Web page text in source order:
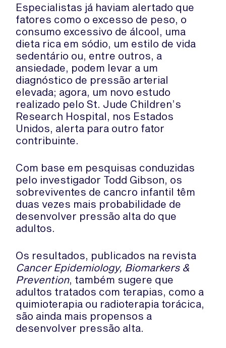
Especialistas já haviam alertado que
fatores como o excesso de peso, o
consumo excessivo de álcool, uma
dieta rica em sódio, um estilo de vida
sedentário ou, entre outros, a
ansiedade, podem levar a um
diagnóstico de pressão arterial
elevada; agora, um novo estudo
realizado pelo St. Jude Children’s
Research Hospital, nos Estados
Unidos, alerta para outro fator
contribuinte.
Com base em pesquisas conduzidas
pelo investigador Todd Gibson, os
sobreviventes de cancro infantil têm
duas vezes mais probabilidade de
desenvolver pressão alta do que
adultos.
Os resultados, publicados na revista
Cancer Epidemiology, Biomarkers &
Prevention, também sugere que
adultos tratados com terapias, como a
quimioterapia ou radioterapia torácica,
são ainda mais propensos a
desenvolver pressão alta.